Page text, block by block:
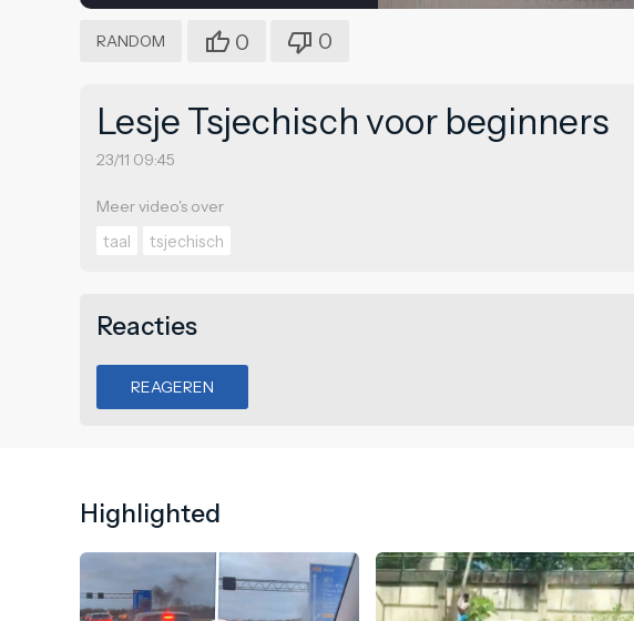
RANDOM 0 0
Lesje Tsjechisch voor beginners
23/11 09:45
Meer video's over
taal
tsjechisch
Reacties
REAGEREN
Highlighted